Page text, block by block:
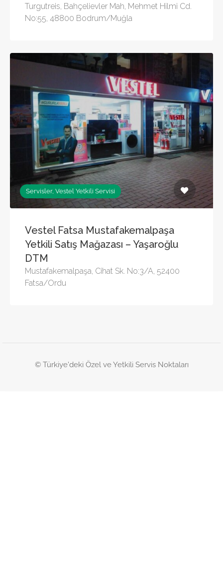
Turgutreis, Bahçelievler Mah, Mehmet Hilmi Cd.
No:55, 48800 Bodrum/Muğla
Servisler, Vestel Yetkili Servisi
Vestel Fatsa Mustafakemalpaşa
Yetkili Satış Mağazası – Yaşaroğlu
DTM
Mustafakemalpaşa, Cihat Sk. No:3/A, 52400
Fatsa/Ordu
© Türkiye'deki Özel ve Yetkili Servis Noktaları